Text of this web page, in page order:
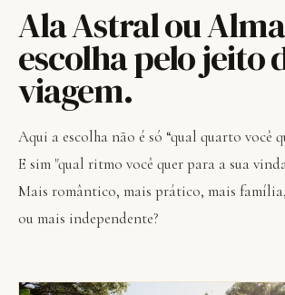
Ala Astral ou
escolha pelo jeito
viagem.
Aqui a escolha não é só “qual quarto você
E sim "qual ritmo você quer para a sua
Mais romântico, mais prático, mais
ou mais independente?